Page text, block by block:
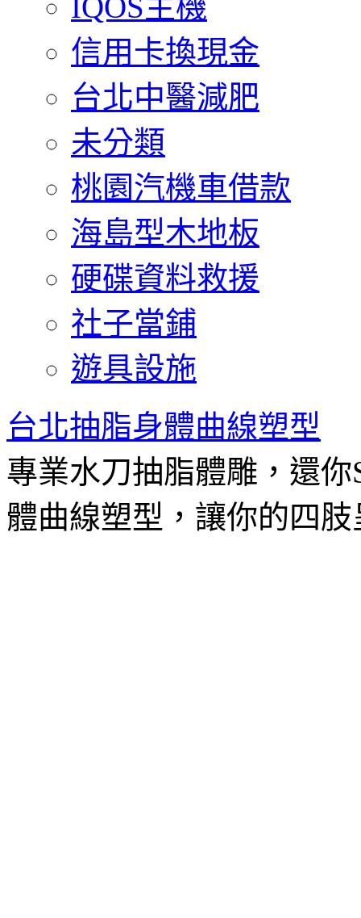
IQOS主機
信用卡換現金
台北中醫減肥
未分類
桃園汽機車借款
海島型木地板
硬碟資料救援
社子當鋪
遊具設施
台北抽脂身體曲線塑型
專業水刀抽脂體雕，還
體曲線塑型，讓你的四